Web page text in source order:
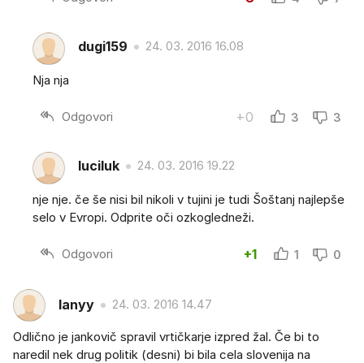
dugi159 24. 03. 2016 16.08
Nja nja
Odgovori +0 3 3
luciluk 24. 03. 2016 19.22
nje nje. če še nisi bil nikoli v tujini je tudi Šoštanj najlepše
selo v Evropi. Odprite oči ozkogledneži.
Odgovori +1 1 0
lanyy 24. 03. 2016 14.47
Odlično je jankovič spravil vrtičkarje izpred žal. Če bi to
naredil nek drug politik (desni) bi bila cela slovenija na